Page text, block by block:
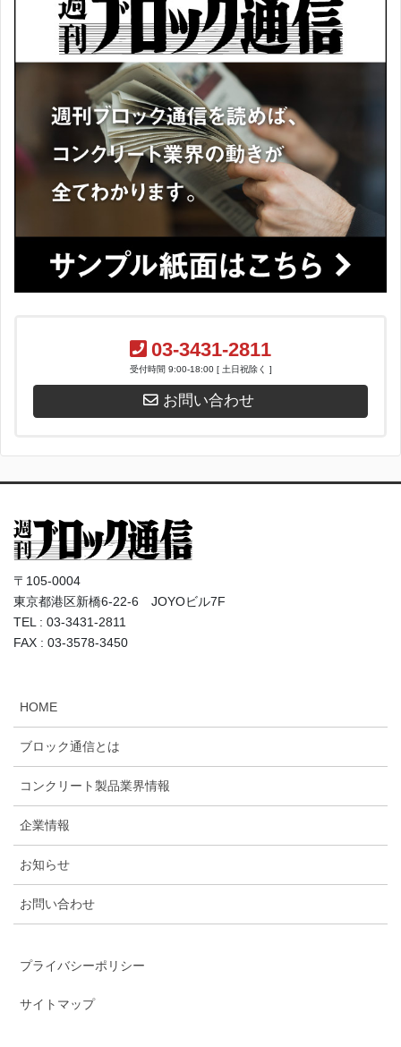
03-3431-2811
受付時間 9:00-18:00 [ 土日祝除く ]
お問い合わせ
〒105-0004
東京都港区新橋6-22-6 JOYOビル7F
TEL : 03-3431-2811
FAX : 03-3578-3450
HOME
ブロック通信とは
コンクリート製品業界情報
企業情報
お知らせ
お問い合わせ
プライバシーポリシー
サイトマップ